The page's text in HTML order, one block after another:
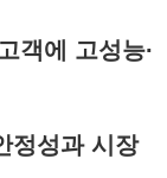
객에 고성능·
정성과 시장